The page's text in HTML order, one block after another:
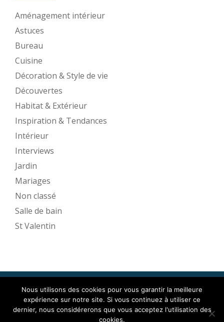
Aménagement intérieur
Astuces
Bureau
Cuisine
Décoration & Style de vie
Découvertes
Habitat & Extérieur
Inspiration & Tendances
Intérieur
Interviews
Jardin
Mariages
Non classé
Salle de bain
St Valentin
Mise en Espace ©2017
Menu
Nous utilisons des cookies pour vous garantir la meilleure
expérience sur notre site. Si vous continuez à utiliser ce
dernier, nous considérerons que vous acceptez l'utilisation des
cookies.